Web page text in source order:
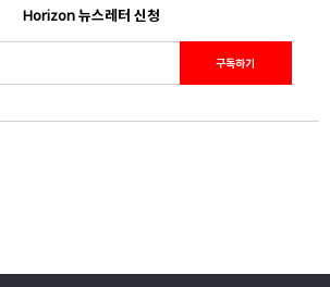
Horizon 뉴스레터 신청